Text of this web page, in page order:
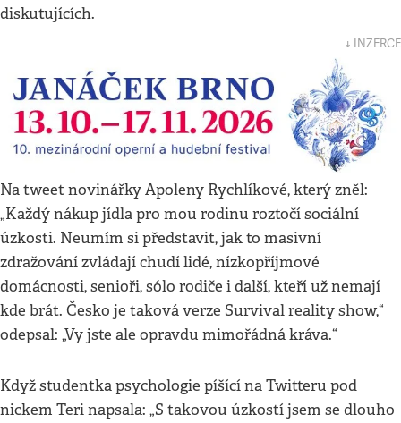
diskutujících.
↓ INZERCE
Na tweet novinářky Apoleny Rychlíkové, který zněl:
„Každý nákup jídla pro mou rodinu roztočí sociální
úzkosti. Neumím si představit, jak to masivní
zdražování zvládají chudí lidé, nízkopříjmové
domácnosti, senioři, sólo rodiče i další, kteří už nemají
kde brát. Česko je taková verze Survival reality show,“
odepsal: „Vy jste ale opravdu mimořádná kráva.“
Když studentka psychologie píšící na Twitteru pod
nickem Teri napsala: „S takovou úzkostí jsem se dlouho